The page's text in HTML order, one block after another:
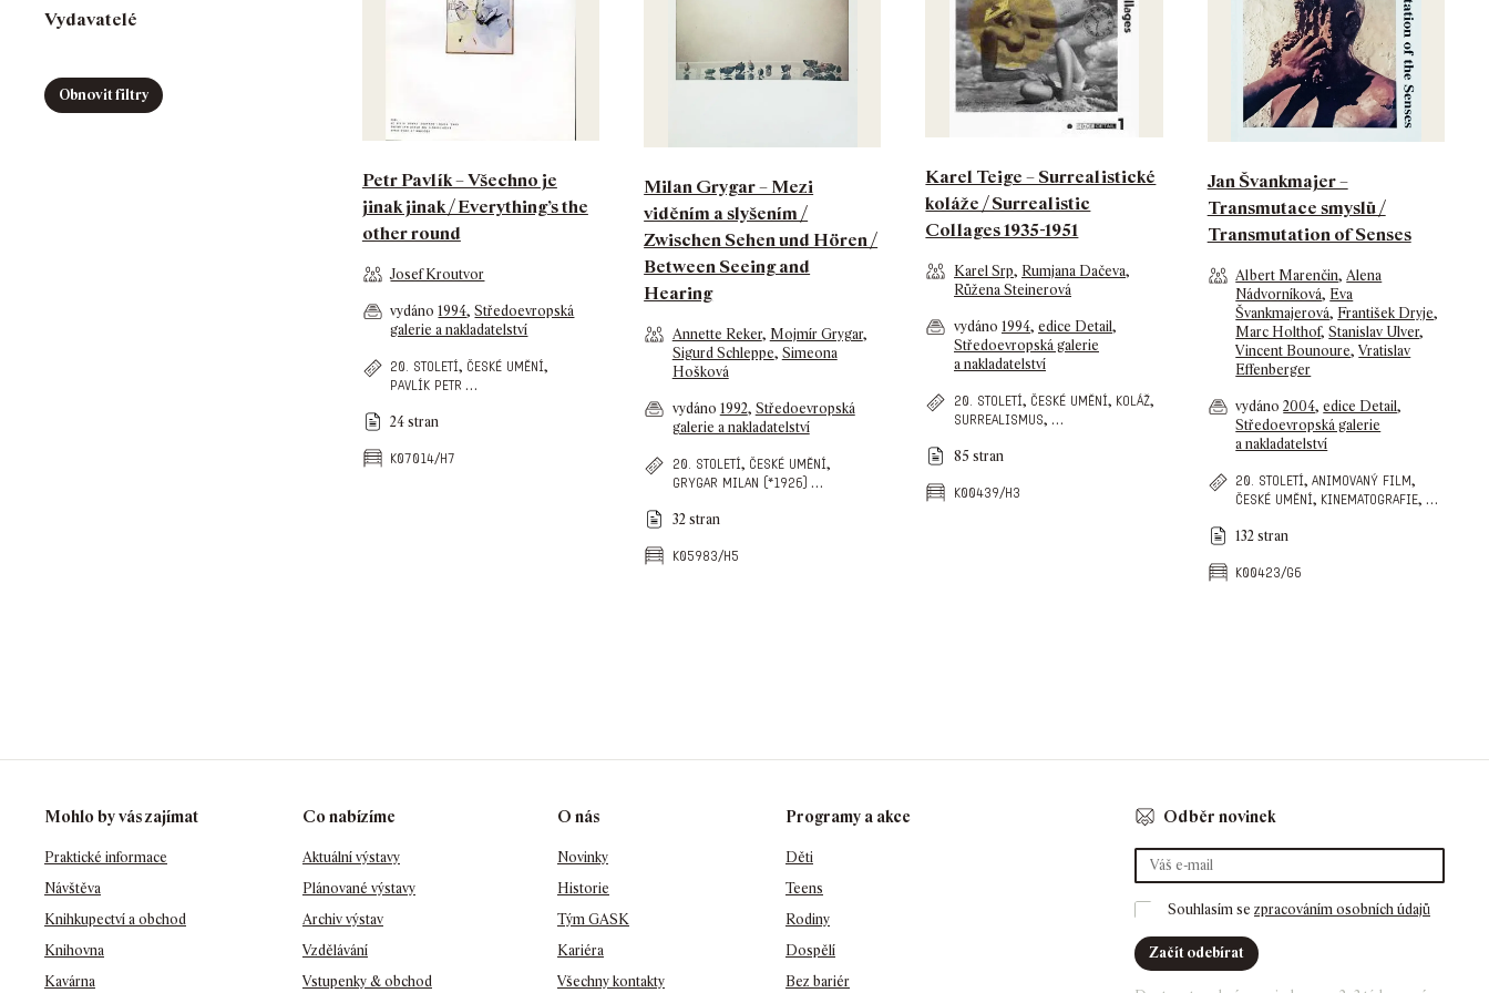
Vydavatelé
Obnovit filtry
Petr Pavlík – Všechno je
jinak jinak / Everything’s the
other round
Josef Kroutvor
vydáno1994,Středoevropská
galerie a nakladatelství
20. století, české umění,
pavlík petr …
24 stran
k07014/h7
Milan Grygar – Mezi
viděním a slyšením /
Zwischen Sehen und Hören /
Between Seeing and
Hearing
Annette Reker, Mojmír Grygar,
Sigurd Schleppe, Simeona
Hošková
vydáno 1992, Středoevropská
galerie a nakladatelství
20. století, české umění,
grygar milan (*1926) …
32 stran
k05983/h5
Karel Teige – Surrealistické
koláže / Surrealistic
Collages 1935-1951
Karel Srp, Rumjana Dačeva,
Růžena Steinerová
vydáno 1994, edice Detail,
Středoevropská galerie
a nakladatelství
20. století, české umění, koláž,
surrealismus, …
85 stran
k00439/h3
Jan Švankmajer –
Transmutace smyslů /
Transmutation of Senses
Albert Marenčin, Alena
Nádvorníková, Eva
Švankmajerová, František Dryje,
Marc Holthof,Stanislav Ulver,
Vincent Bounoure,Vratislav
Effenberger
vydáno2004,edice Detail,
Středoevropská galerie
a nakladatelství
20. století, animovaný film,
české umění, kinematografie, …
132 stran
k00423/g6
Mohlo by vás zajímat
Praktické informace
Návštěva
Knihkupectví a obchod
Knihovna
Kavárna
Co nabízíme
Aktuální výstavy
Plánované výstavy
Archiv výstav
Vzdělávání
Vstupenky & obchod
O nás
Novinky
Historie
Tým GASK
Kariéra
Všechny kontakty
Programy a akce
Děti
Teens
Rodiny
Dospělí
Bez bariér
Odběr novinek
Souhlasím se zpracováním osobních údajů
Začít odebírat